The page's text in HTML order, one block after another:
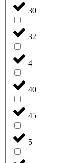
30
32
4
40
45
5